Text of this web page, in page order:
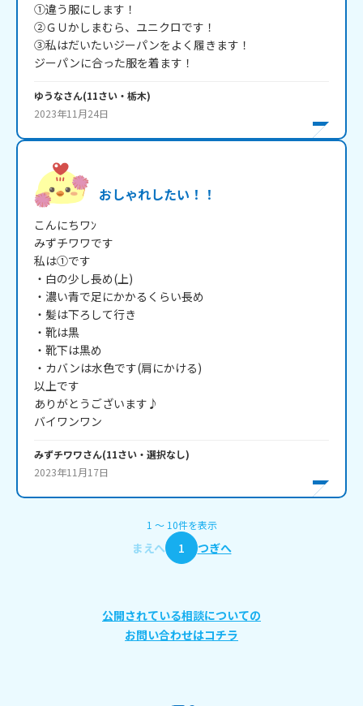
①違う服にします！
②ＧＵかしまむら、ユニクロです！
③私はだいたいジーパンをよく履きます！
ジーパンに合った服を着ます！
ゆうなさん(11さい・ 栃木)
2023年11月24日
おしゃれしたい！！
こんにちワﾝ
みずチワワです
私は①です
・白の少し長め(上)
・濃い青で足にかかるくらい長め
・髪は下ろして行き
・靴は黒
・靴下は黒め
・カバンは水色です(肩にかける)
以上です
ありがとうございます♪
バイワンワン
みずチワワさん(11さい・ 選択なし)
2023年11月17日
1 〜 10件を表示
まえへ 1 つぎへ
公開されている相談についての
お問い合わせはコチラ